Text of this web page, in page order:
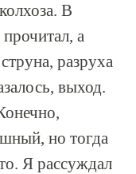
В
а
разруха
выход.
но тогда
Я рассуждал